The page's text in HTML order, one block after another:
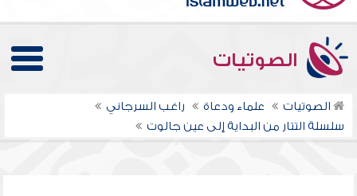
الصوتيات
الصوتيات علماء ودعاة
راغب السرجاني
سلسلة التتار من البداية إلى عين جالوت